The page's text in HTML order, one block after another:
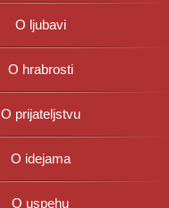
O ljubavi
O hrabrosti
O prijateljstvu
O idejama
O uspehu